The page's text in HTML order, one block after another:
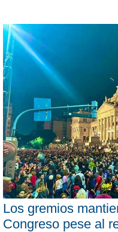
Los gremios
Congreso pese al